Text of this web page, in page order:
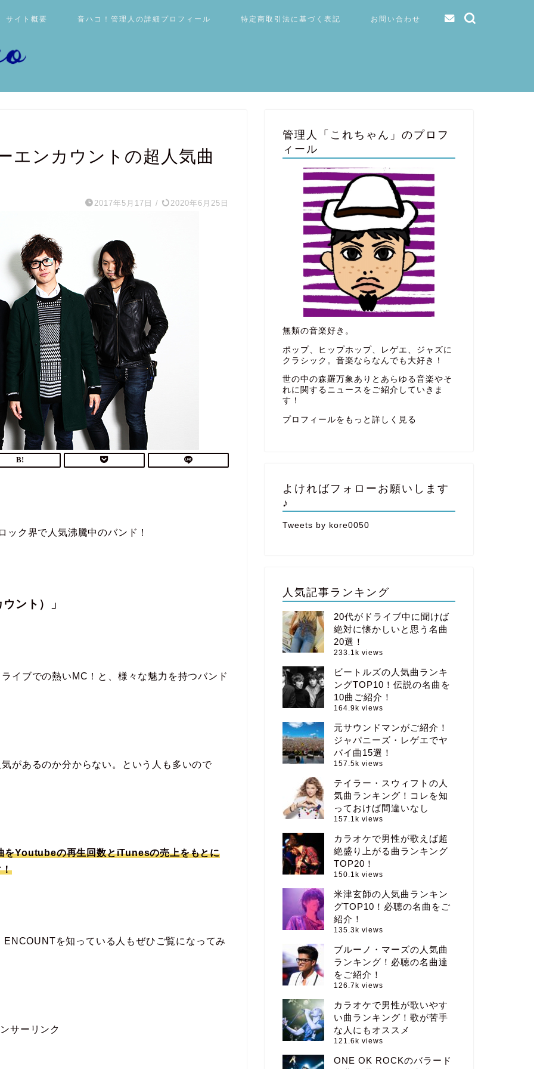
サイト概要 音ハコ！管理人の詳細プロフィール 特定商取引法に基づく表記 お問い合わせ
エンカウントの超人気曲
2017年5月17日 / 2020年6月25日
ク界で人気沸騰中のバンド！
ント）」
イブでの熱いMC！と、様々な魅力を持つバンド
があるのか分からない。という人も多いので
Youtubeの再生回数とiTunesの売上をもとに
！
を知っている人もぜひご覧になってみ
サーリンク
管理人「これちゃん」のプロフ
ィール
無類の音楽好き。
ポップ、ヒップホップ、レゲエ、ジャズに
クラシック。音楽ならなんでも大好き！
世の中の森羅万象ありとあらゆる音楽やそ
れに関するニュースをご紹介していきま
す！
プロフィールをもっと詳しく見る
よければフォローお願いします
♪
Tweets by kore0050
人気記事ランキング
20代がドライブ中に聞けば
絶対に懐かしいと思う名曲
20選！
233.1k views
ビートルズの人気曲ランキ
ングTOP10！伝説の名曲を
10曲ご紹介！
164.9k views
元サウンドマンがご紹介！
ジャパニーズ・レゲエでヤ
バイ曲15選！
157.5k views
テイラー・スウィフトの人
気曲ランキング！コレを知
っておけば間違いなし
157.1k views
カラオケで男性が歌えば超
絶盛り上がる曲ランキング
TOP20！
150.1k views
米津玄師の人気曲ランキン
グTOP10！必聴の名曲をご
紹介！
135.3k views
ブルーノ・マーズの人気曲
ランキング！必聴の名曲達
をご紹介！
126.7k views
カラオケで男性が歌いやす
い曲ランキング！歌が苦手
な人にもオススメ
121.6k views
ONE OK ROCKのバラード